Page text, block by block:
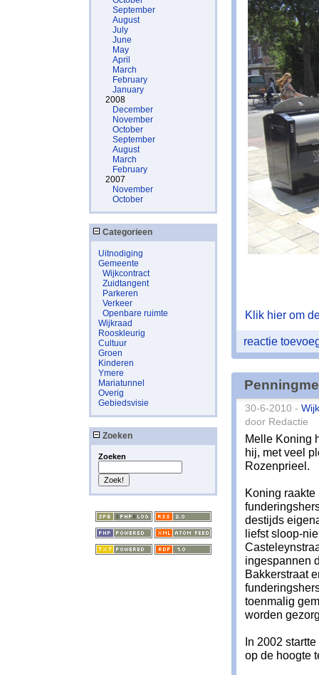
September
August
July
June
May
April
March
February
January
2008
December
November
October
September
August
March
February
2007
November
October
Categorieen
Uitnodiging
Gemeente
Wijkcontract
Zuidtangent
Parkeren
Verkeer
Openbare ruimte
Wijkraad
Rooskleurig
Cultuur
Groen
Kinderen
Ymere
Mariatunnel
Overig
Gebiedsvisie
Zoeken
Zoeken
Klik hier om
reactie
30-6-2010 -
door Redactie
Melle Koning
hij, met veel
Rozenprieel.
Koning
destijds
liefst sloop-
ingespannen
Bakkerstraat
toenmalig
worden
In 2002
op de hoogte